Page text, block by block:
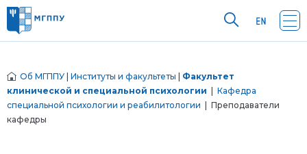
Об МГППУ Институты и факультеты
Факультет
клинической и специальной психологии
Кафедра
специальной психологии и реабилитологии | Преподаватели
кафедры